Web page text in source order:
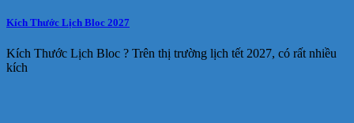
Kích Thước Lịch Bloc 2027
Kích Thước Lịch Bloc ? Trên thị trường lịch tết 2027, có rất nhiều
kích